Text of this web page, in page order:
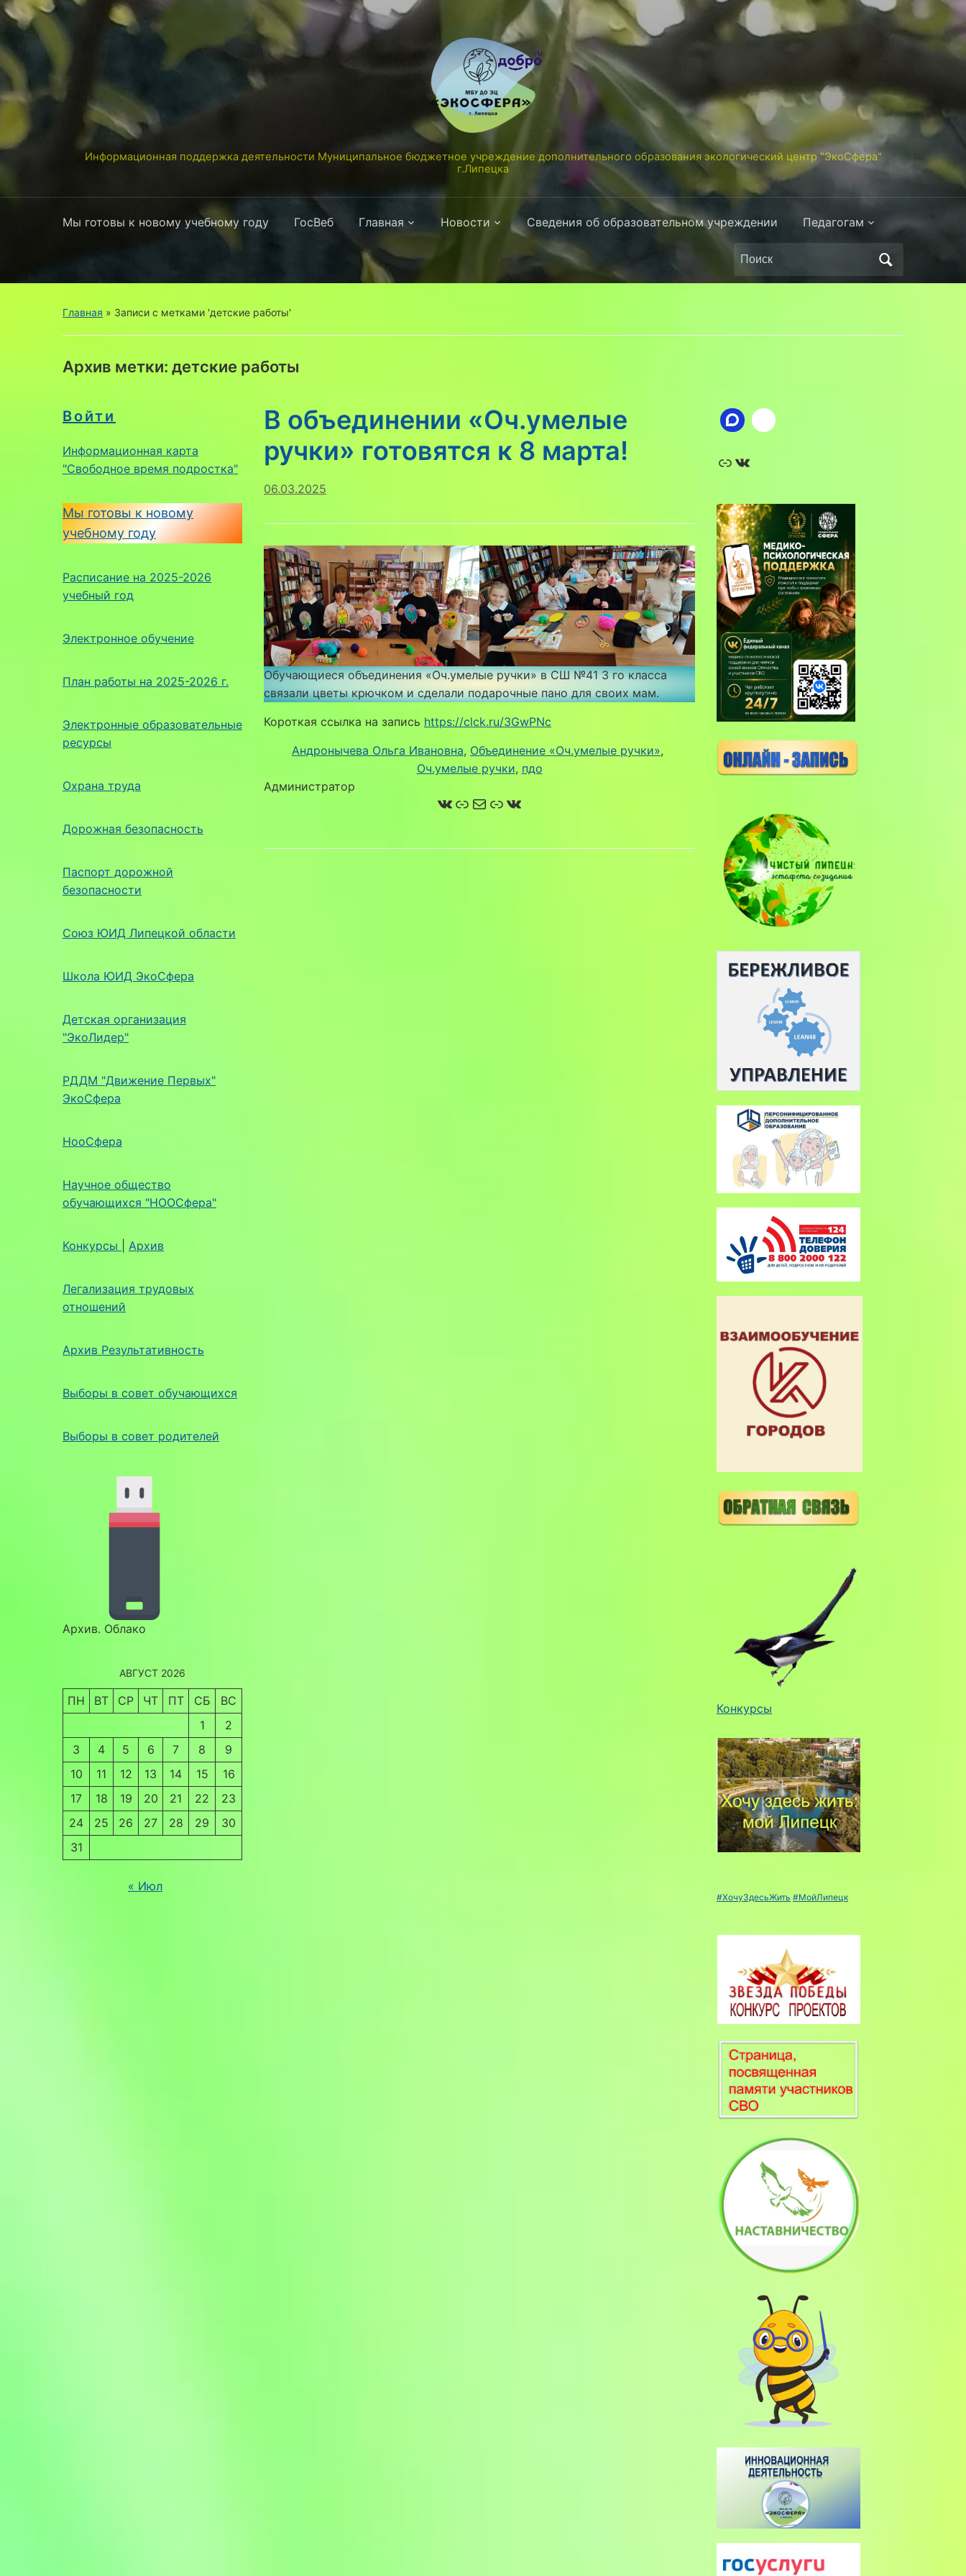
Информационная поддержка деятельности Муниципальное бюджетное учреждение дополнительного образования экологический центр "ЭкоСфера"
г.Липецка
Мы готовы к новому учебному году ГосВеб Главная Новости Сведения об образовательном учреждении Педагогам
Поиск
по:
Главная » Записи с метками 'детские работы'
Архив метки: детские работы
Войти
Информационная карта
"Свободное время подростка"
Мы готовы к новому
учебному году
Расписание на 2025-2026
учебный год
Электронное обучение
План работы на 2025-2026 г.
Электронные образовательные
ресурсы
Охрана труда
Дорожная безопасность
Паспорт дорожной
безопасности
Союз ЮИД Липецкой области
Школа ЮИД ЭкоСфера
Детская организация
"ЭкоЛидер"
РДДМ "Движение Первых"
ЭкоСфера
НооСфера
Научное общество
обучающихся "НООСфера"
Конкурсы Архив
Легализация трудовых
отношений
Архив Результативность
Выборы в совет обучающихся
Выборы в совет родителей
Архив. Облако
АВГУСТ 2026
ПН ВТ СР ЧТ ПТ СБ
ВС
1
2
3
4 5 6 7 8
9
10
11 12 13 14 15
16
17
18 19 20 21 22
23
24
25 26 27 28 29
30
31
« Июл
В объединении «Оч.умелые
ручки» готовятся к 8 марта!
06.03.2025
Обучающиеся объединения «Оч.умелые ручки» в СШ №41 3 го класса
связали цветы крючком и сделали подарочные пано для своих мам.
Короткая ссылка на запись https://clck.ru/3GwPNc
Андронычева Ольга Ивановна, Объединение «Оч.умелые ручки»
Оч.умелые ручки, пдо
Администратор
ВКонтакте
Ссылка
Почта
Ссылка
ВКонтакте
Ссылка
Конкурсы
#ХочуЗдесьЖить #МойЛипецк